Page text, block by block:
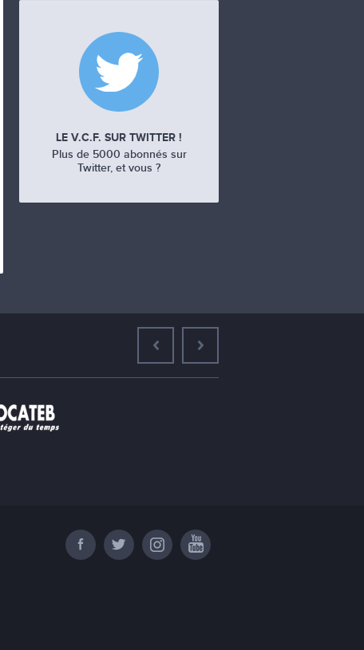
LE V.C.F. SUR TWITTER !
Plus de 5000 abonnés sur
Twitter, et vous ?